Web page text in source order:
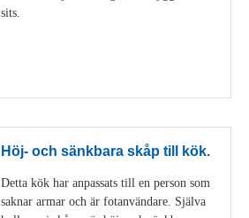
sits.
Höj- och sänkbara skåp till kök.
Detta kök har anpassats till en person som
saknar armar och är fotanvändare. Själva